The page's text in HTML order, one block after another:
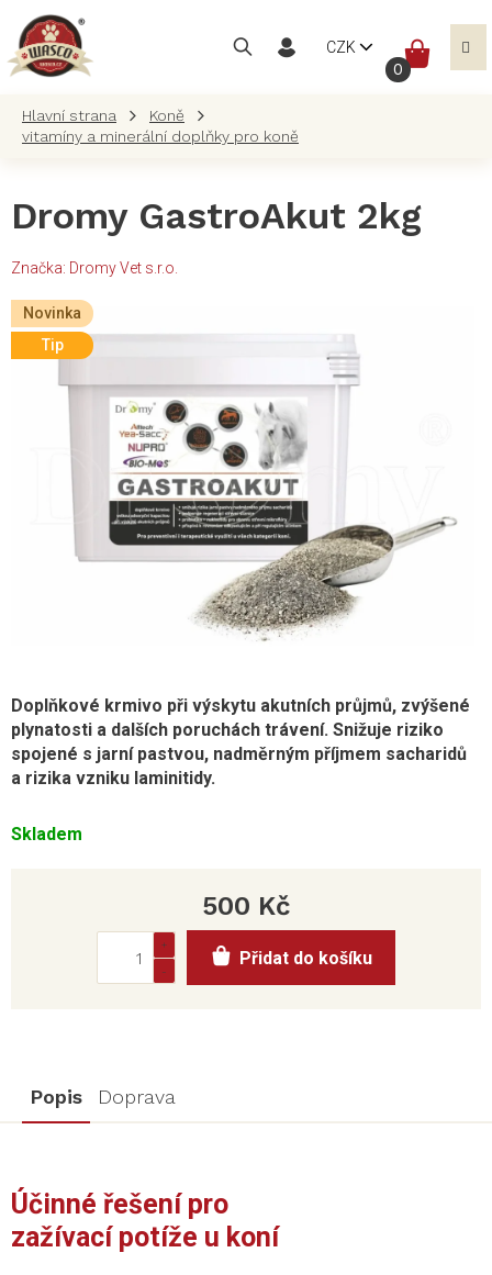
obsah
CZK
Koně
vitamíny a minerální doplňky pro koně
Dromy GastroAkut 2kg
Značka: Dromy Vet s.r.o.
Novinka
Tip
Skladem
Doplňkové krmivo při výskytu akutních průjmů, zvýšené
plynatosti a dalších poruchách trávení. Snižuje riziko
spojené s jarní pastvou, nadměrným příjmem sacharidů
a rizika vzniku laminitidy.
500 Kč
cena:
Přidat do košíku
Popis Doprava
Účinné řešení pro
zažívací potíže u koní